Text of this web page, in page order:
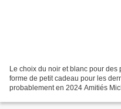
Le choix du noir et blanc pour
forme de petit cadeau pour les
probablement en 2024 Amitiés